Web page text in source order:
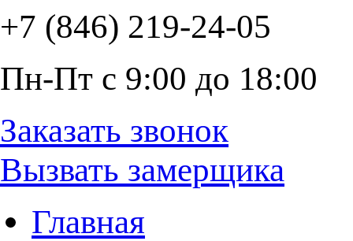
+7 (846) 219-24-05
Пн-Пт с 9:00 до 18:00
Заказать звонок
Вызвать замерщика
Главная